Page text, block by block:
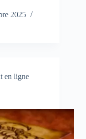
2025
en ligne